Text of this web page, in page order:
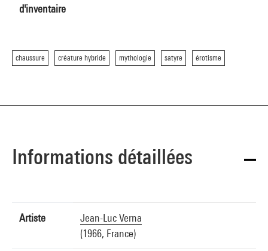
d'inventaire
chaussure créature hybride mythologie satyre érotisme
Informations détaillées
Artiste
Jean-Luc Verna
(1966, France)